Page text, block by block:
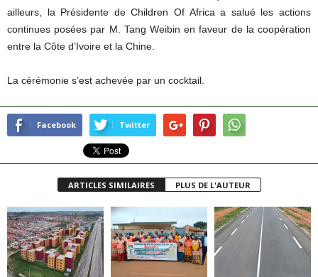
ailleurs, la Présidente de Children Of Africa a salué les actions
continues posées par M. Tang Weibin en faveur de la coopération
entre la Côte d’Ivoire et la Chine.
La cérémonie s’est achevée par un cocktail.
Facebook Twitter
ARTICLES SIMILAIRES PLUS DE L'AUTEUR